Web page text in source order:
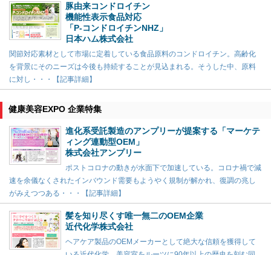
豚由来コンドロイチン
機能性表示食品対応
「P-コンドロイチンNHZ」
日本ハム株式会社
関節対応素材として市場に定着している食品原料のコンドロイチン。高齢化
を背景にそのニーズは今後も持続することが見込まれる。そうした中、原料
に対し・・・【記事詳細】
健康美容EXPO 企業特集
進化系受託製造のアンプリーが提案する「マーケテ
ィング連動型OEM」
株式会社アンプリー
ポストコロナの動きが水面下で加速している。コロナ禍で減
速を余儀なくされたインバウンド需要もようやく規制が解かれ、復調の兆し
がみえつつある・・・【記事詳細】
髪を知り尽くす唯一無二のOEM企業
近代化学株式会社
ヘアケア製品のOEMメーカーとして絶大な信頼を獲得して